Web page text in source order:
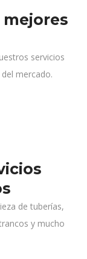
mejores
servicios
mercado.
de tuberías,
y mucho